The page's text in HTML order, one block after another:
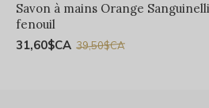
Savon à mains Orange
fenouil
31,60$CA 39,50$CA